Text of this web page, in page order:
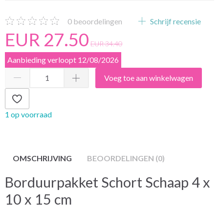
0 beoordelingen Schrijf recensie
EUR 27.50 EUR 34.40
Aanbieding verloopt 12/08/2026
Voeg toe aan winkelwagen
1 op voorraad
OMSCHRIJVING BEOORDELINGEN (0)
Borduurpakket Schort Schaap 4 x
10 x 15 cm